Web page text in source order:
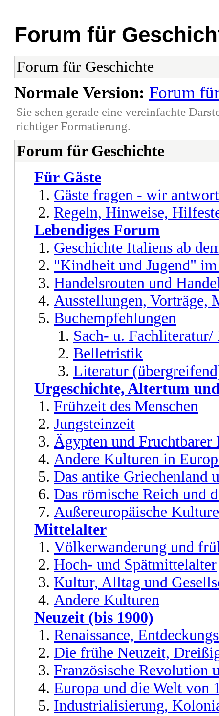
Forum für
Forum für Geschichte
Normale Version: Forum
Sie sehen gerade eine vereinfachte
richtiger Formatierung.
Forum für Geschichte
Für Gäste
Gäste fragen - wir
Regeln, Hinweise,
Lebendiges Forum
Geschichte Italiens ab
"Kindheit und Jugend"
Handelsrouten und
Ausstellungen, Vorträge,
Buchempfehlungen
Sach- u. Fachliteratur/
Belletristik
Literatur
Urgeschichte, Altertum
Frühzeit des Menschen
Jungsteinzeit
Ägypten und Fruchtbarer
Andere Kulturen in
Das antike Griechenland
Das römische Reich und
Außereuropäische
Mittelalter
Völkerwanderung und
Hoch- und Spätmittelalter
Kultur, Alltag und
Andere Kulturen
Neuzeit (bis 1900)
Renaissance,
Die frühe Neuzeit,
Französische Revolution
Europa und die Welt von
Industrialisierung,